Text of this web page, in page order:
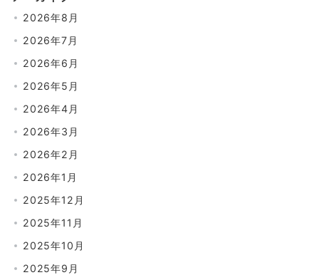
2026年8月
2026年7月
2026年6月
2026年5月
2026年4月
2026年3月
2026年2月
2026年1月
2025年12月
2025年11月
2025年10月
2025年9月